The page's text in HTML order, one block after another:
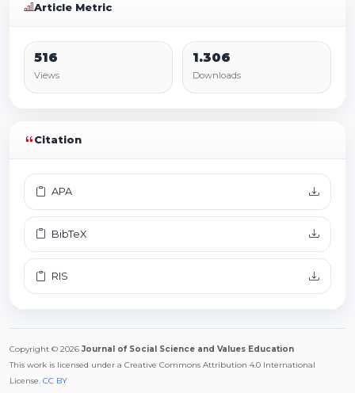
Article Metric
516
Views
1.306
Downloads
Citation
APA
BibTeX
RIS
Copyright © 2026 Journal of Social Science and Values Education
This work is licensed under a Creative Commons Attribution 4.0 International
License. CC BY